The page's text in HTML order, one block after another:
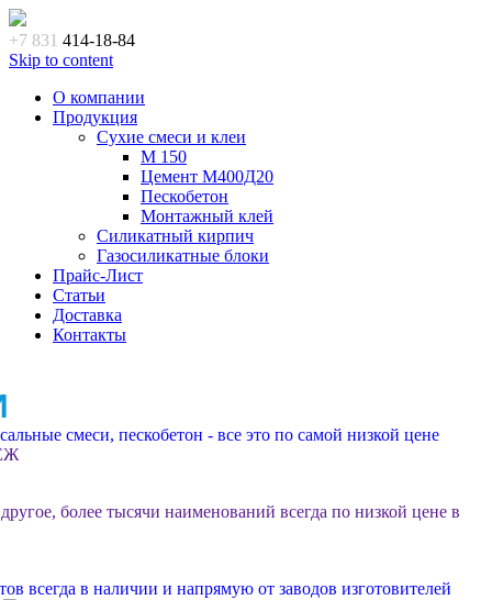
+7 831 414-18-84
Skip to content
О компании
Продукция
Сухие смеси и клеи
M 150
Цемент М400Д20
Пескобетон
Монтажный клей
Силикатный кирпич
Газосиликатные блоки
Прайс-Лист
Статьи
Доставка
Контакты
смеси, пескобетон - все это по самой низкой цене
более тысячи наименований всегда по низкой цене в
всегда в наличии и напрямую от заводов изготовителей